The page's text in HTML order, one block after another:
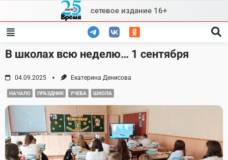
content
сетевое издание 16+
В школах всю неделю… 1 сентября
04.09.2025 Екатерина Денисова
НАЧАЛО ПРАЗДНИК УЧЕБА ШКОЛА